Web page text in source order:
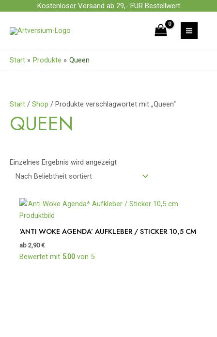
Kostenloser Versand ab 29,- EUR Bestellwert
springen
Start Produkte Queen
Start / Shop / Produkte verschlagwortet mit „Queen“
QUEEN
Einzelnes Ergebnis wird angezeigt
‘ANTI WOKE AGENDA’ AUFKLEBER / STICKER 10,5 CM
ab 2,90€
Bewertet mit 5.00 von 5